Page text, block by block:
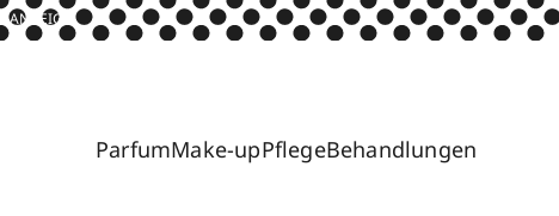
ANZEIGE
ParfumMake-upPflegeBehandlungen